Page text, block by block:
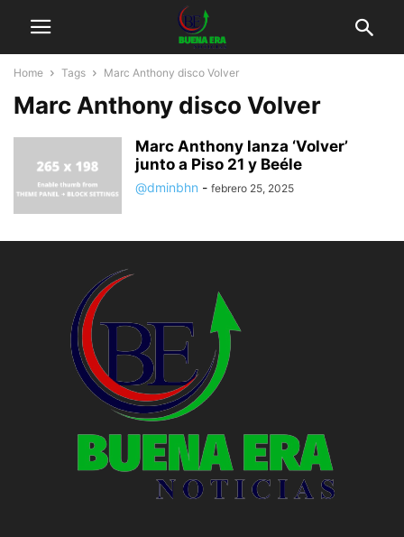
Home Tags Marc Anthony disco Volver
Marc Anthony disco Volver
Marc Anthony lanza ‘Volver’
junto a Piso 21 y Beéle
@dminbhn - febrero 25, 2025